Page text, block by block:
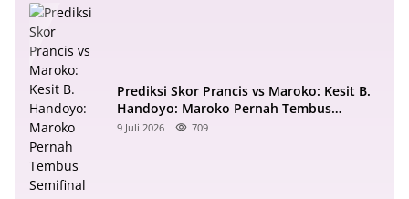
Prediksi Skor Prancis vs Maroko: Kesit B.
Handoyo: Maroko Pernah Tembus
Semifinal 2022
9 Juli 2026 709